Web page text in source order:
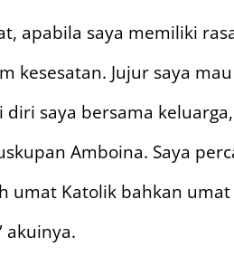
apabila saya memiliki
kesesatan. Jujur saya
saya bersama
Amboina. Saya
umat Katolik bahkan
akuinya.